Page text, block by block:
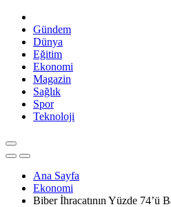
Gündem
Dünya
Eğitim
Ekonomi
Magazin
Sağlık
Spor
Teknoloji
Ana Sayfa
Ekonomi
Biber İhracatının Yüzde 74’ü